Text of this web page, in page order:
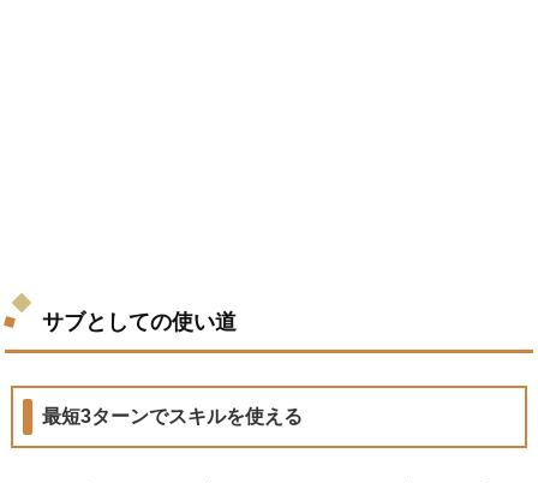
サブとしての使い道
最短3ターンでスキルを使える